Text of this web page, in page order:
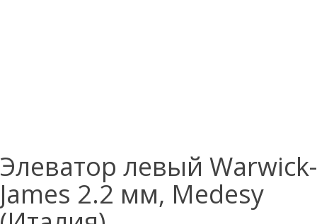
Элеватор левый Warwick-
James 2.2 мм, Medesy